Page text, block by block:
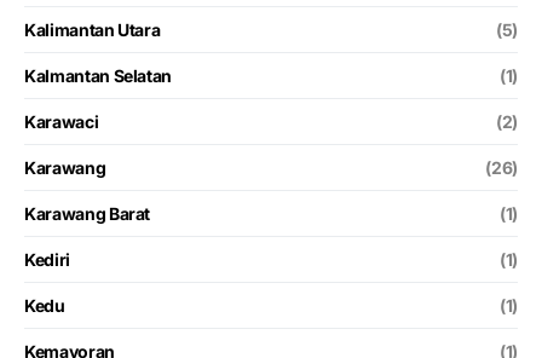
Kalimantan Utara (5)
Kalmantan Selatan (1)
Karawaci (2)
Karawang (26)
Karawang Barat (1)
Kediri (1)
Kedu (1)
Kemayoran (1)